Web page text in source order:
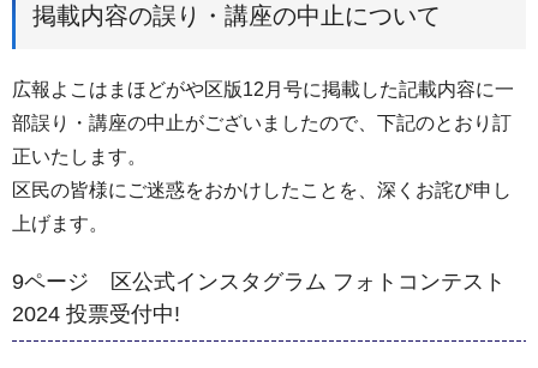
掲載内容の誤り・講座の中止について
広報よこはまほどがや区版12月号に掲載した記載内容に一
部誤り・講座の中止がございましたので、下記のとおり訂
正いたします。
区民の皆様にご迷惑をおかけしたことを、深くお詫び申し
上げます。
9ページ 区公式インスタグラム フォトコンテスト
2024 投票受付中!